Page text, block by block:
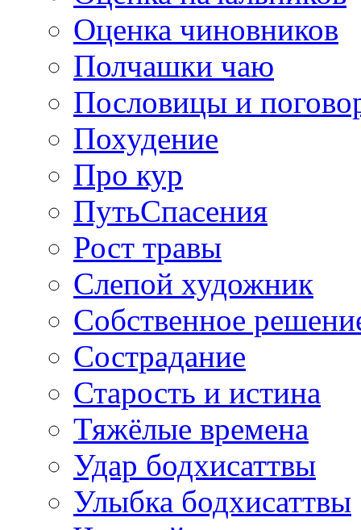
Оценка чиновников
Полчашки чаю
Пословицы и
Похудение
Про кур
ПутьСпасения
Рост травы
Слепой художник
Собственное
Сострадание
Старость и истина
Тяжёлые времена
Удар бодхисаттвы
Улыбка бодхисаттвы